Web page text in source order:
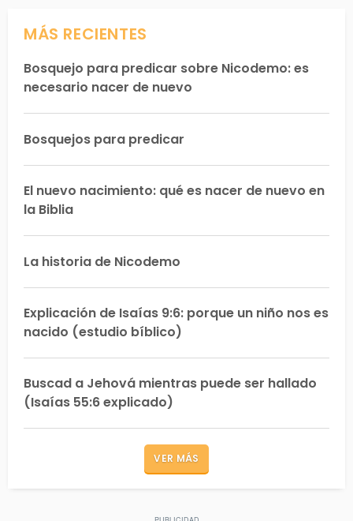
MÁS RECIENTES
Bosquejo para predicar sobre Nicodemo: es
necesario nacer de nuevo
Bosquejos para predicar
El nuevo nacimiento: qué es nacer de nuevo en
la Biblia
La historia de Nicodemo
Explicación de Isaías 9:6: porque un niño nos es
nacido (estudio bíblico)
Buscad a Jehová mientras puede ser hallado
(Isaías 55:6 explicado)
VER MÁS